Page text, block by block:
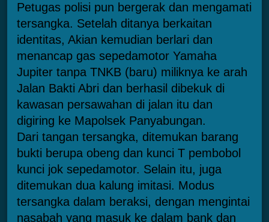
Petugas polisi pun bergerak dan mengamati
tersangka. Setelah ditanya berkaitan
identitas, Akian kemudian berlari dan
menancap gas sepedamotor Yamaha
Jupiter tanpa TNKB (baru) miliknya ke arah
Jalan Bakti Abri dan berhasil dibekuk di
kawasan persawahan di jalan itu dan
digiring ke Mapolsek Panyabungan.
Dari tangan tersangka, ditemukan barang
bukti berupa obeng dan kunci T pembobol
kunci jok sepedamotor. Selain itu, juga
ditemukan dua kalung imitasi. Modus
tersangka dalam beraksi, dengan mengintai
nasabah yang masuk ke dalam bank dan